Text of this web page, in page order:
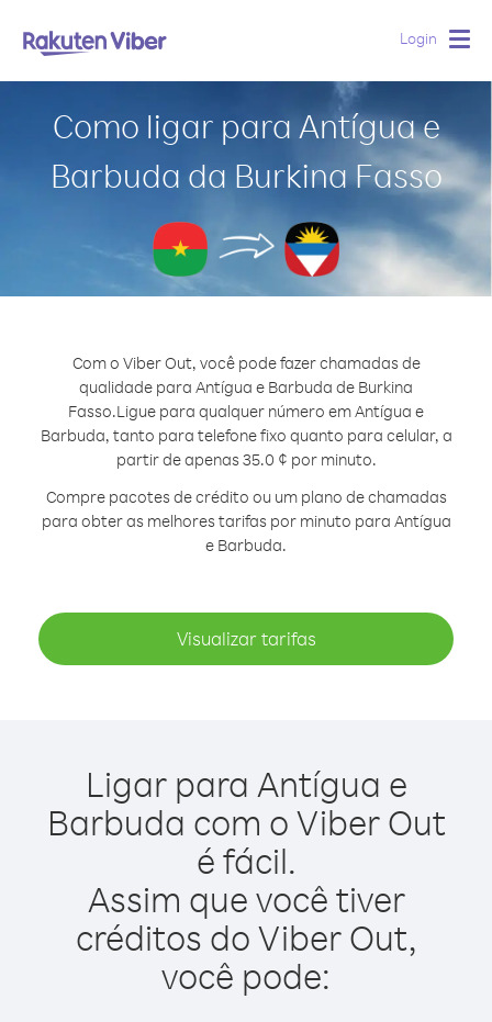
Login
Como ligar para Antígua e
Barbuda da Burkina Fasso
Com o Viber Out, você pode fazer chamadas de
qualidade para Antígua e Barbuda de Burkina
Fasso.Ligue para qualquer número em Antígua e
Barbuda, tanto para telefone fixo quanto para celular, a
partir de apenas 35.0 ¢ por minuto.
Compre pacotes de crédito ou um plano de chamadas
para obter as melhores tarifas por minuto para Antígua
e Barbuda.
Visualizar tarifas
Ligar para Antígua e
Barbuda com o Viber Out
é fácil.
Assim que você tiver
créditos do Viber Out,
você pode: